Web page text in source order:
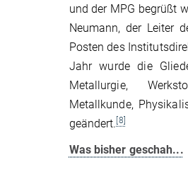
und der MPG begrüßt
Neumann, der Leiter
Posten des
Jahr wurde die
Metallurgie,
Metallkunde,
geändert. [8]
Was bisher geschah...